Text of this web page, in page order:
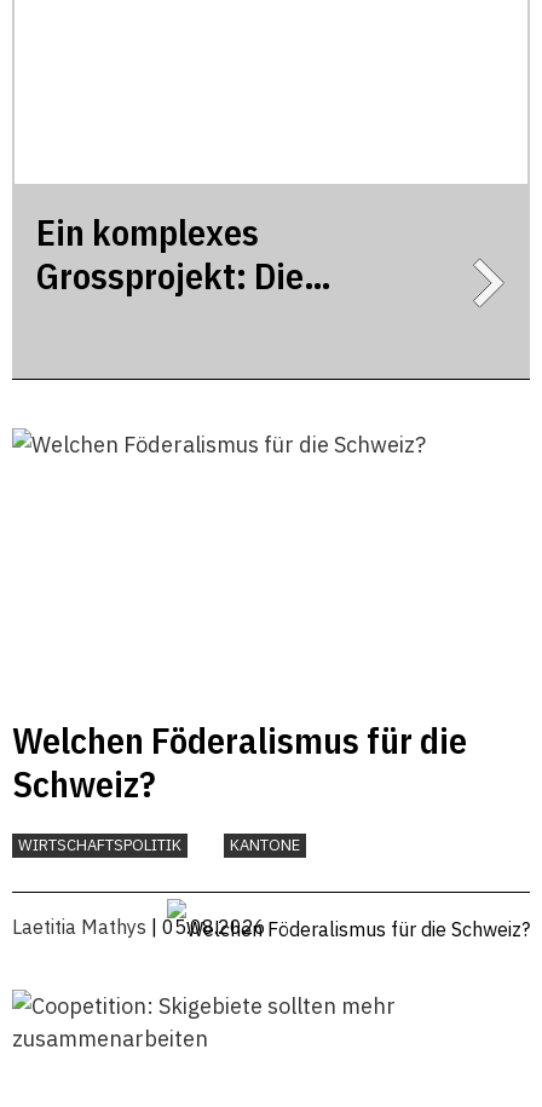
Ein komplexes
Grossprojekt: Die
Welchen Föderalismus für die
Schweiz?
WIRTSCHAFTSPOLITIK KANTONE
Laetitia Mathys | 05.08.2026